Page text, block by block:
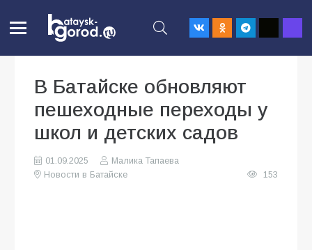
В Батайске обновляют
пешеходные переходы у
школ и детских садов
01.09.2025
Малика Тапаева
Новости в Батайске
153